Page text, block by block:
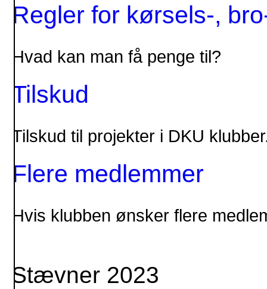
Regler for kørsels-,
Hvad kan man få penge til?
Tilskud
Tilskud til projekter i DKU
Flere medlemmer
Hvis klubben ønsker flere
Stævner 2023